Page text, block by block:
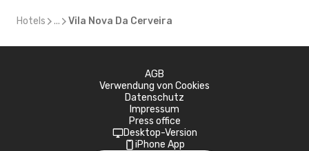
Hotels ... Vila Nova Da Cerveira
AGB
Verwendung von Cookies
Datenschutz
Impressum
Press office
Desktop-Version
iPhone App